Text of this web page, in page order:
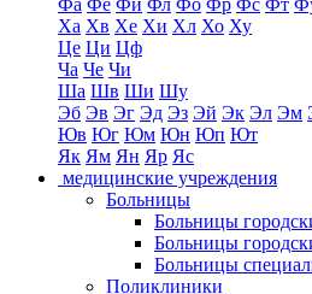
Фа Фе Фи Фл Фо Фр Фс Фт
Ха Хв Хе Хи Хл Хо Ху
Це Ци Цф
Ча Че Чи
Ша Шв Ши Шу
Эб Эв Эг Эд Эз Эй Эк Эл Эм
Юв Юг Юм Юн Юп Ют
Як Ям Ян Яр Яс
медицинские учреждения
Больницы
Больницы
Больницы
Больницы
Поликлиники